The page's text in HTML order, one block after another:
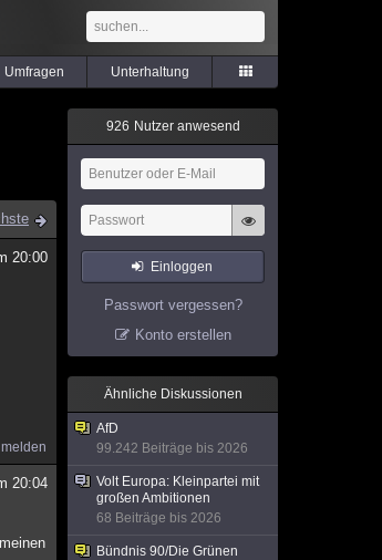
Umfragen Unterhaltung
20:00
melden
20:04
926 Nutzer anwesend
Einloggen
Passwort vergessen?
Konto erstellen
Ähnliche Diskussionen
AfD
99.242 Beiträge bis 2026
Volt Europa: Kleinpartei mit
großen Ambitionen
68 Beiträge bis 2026
Bündnis 90/Die Grünen